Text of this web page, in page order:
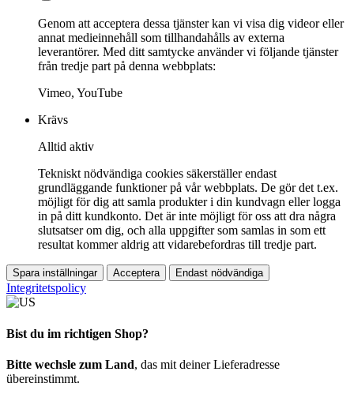
Genom att acceptera dessa tjänster kan vi visa dig videor eller
annat medieinnehåll som tillhandahålls av externa
leverantörer. Med ditt samtycke använder vi följande tjänster
från tredje part på denna webbplats:
Vimeo, YouTube
Krävs
Alltid aktiv
Tekniskt nödvändiga cookies säkerställer endast
grundläggande funktioner på vår webbplats. De gör det t.ex.
möjligt för dig att samla produkter i din kundvagn eller logga
in på ditt kundkonto. Det är inte möjligt för oss att dra några
slutsatser om dig, och alla uppgifter som samlas in som ett
resultat kommer aldrig att vidarebefordras till tredje part.
Spara inställningar Acceptera Endast nödvändiga
Integritetspolicy
Bist du im richtigen Shop?
Bitte wechsle zum Land, das mit deiner Lieferadresse
übereinstimmt.